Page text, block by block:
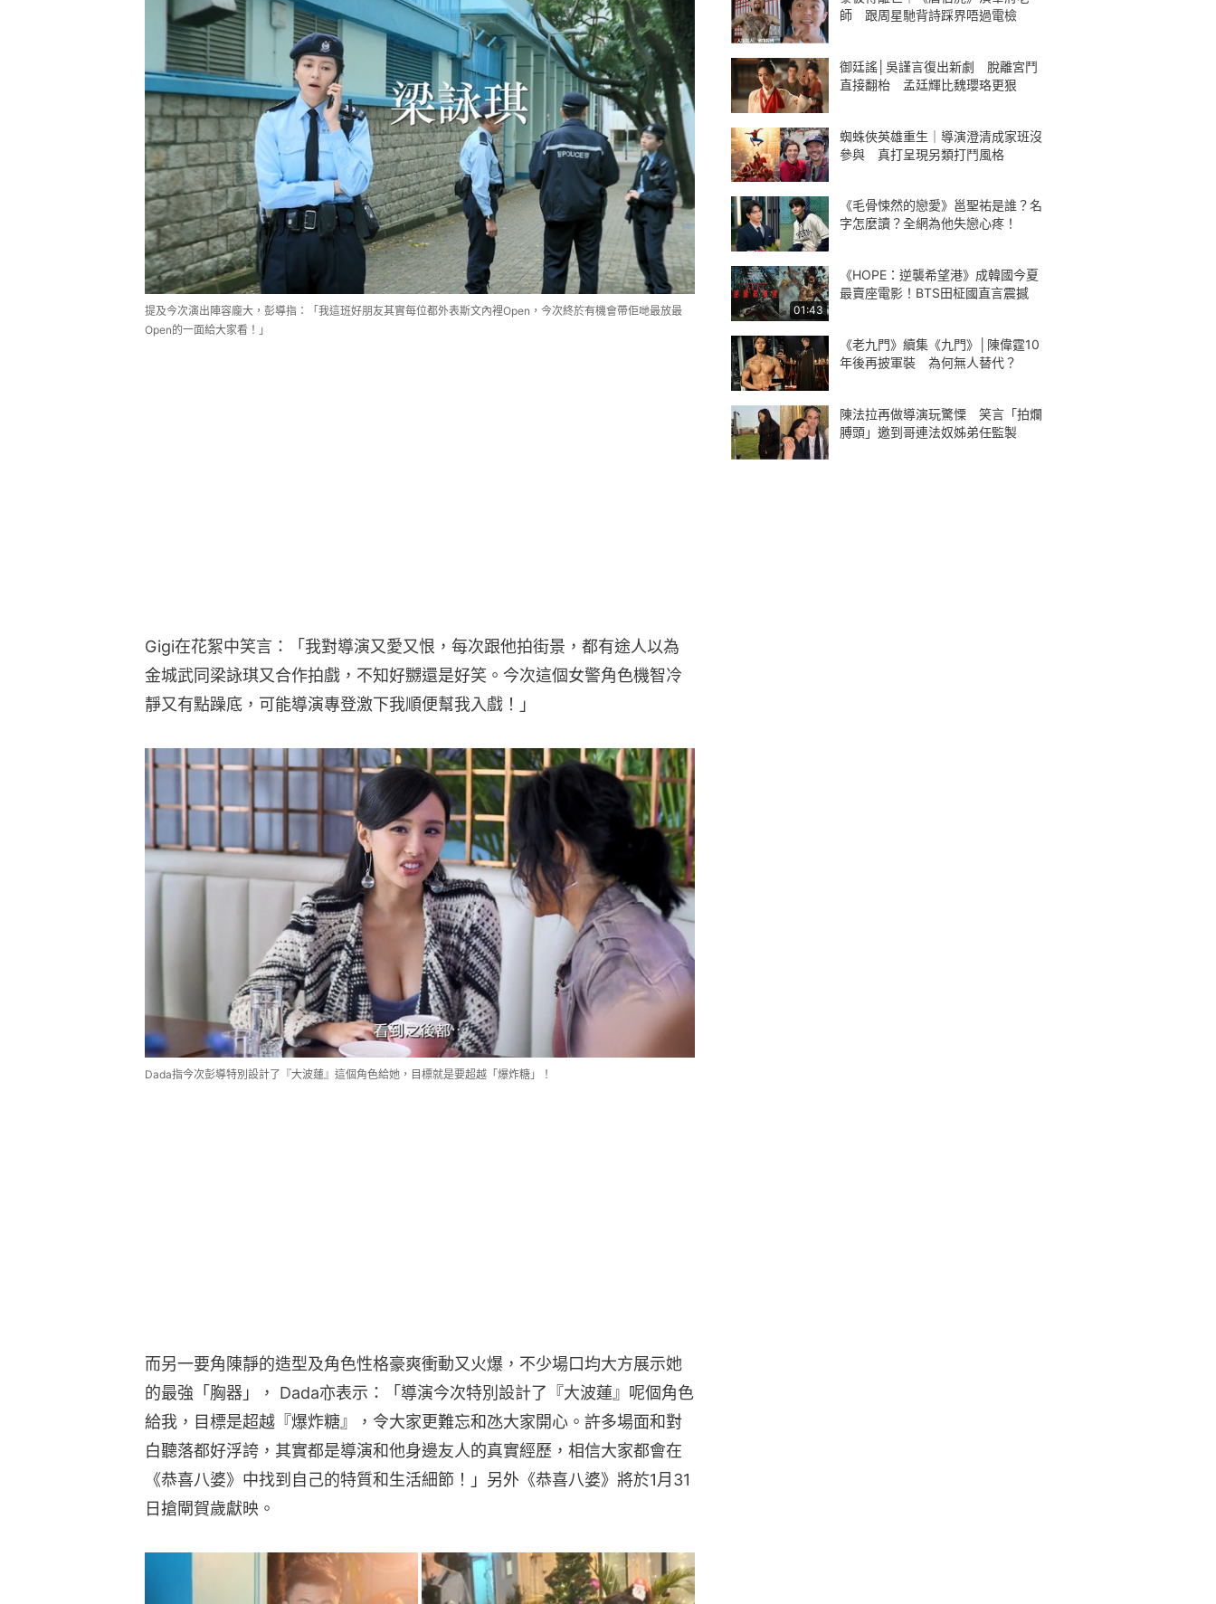
提及今次演出陣容龐大，彭導指：「我這班好朋友其實每位都外表斯文內裡Open，今次終於有機會帶佢哋最放最
Open的一面給大家看！」
Gigi在花絮中笑言：「我對導演又愛又恨，每次跟他拍街景，都有途人以為
金城武同梁詠琪又合作拍戲，不知好嬲還是好笑。今次這個女警角色機智冷
靜又有點躁底，可能導演專登激下我順便幫我入戲！」
Dada指今次彭導特別設計了『大波蓮』這個角色給她，目標就是要超越「爆炸糖」！
而另一要角陳靜的造型及角色性格豪爽衝動又火爆，不少場口均大方展示她
的最強「胸器」， Dada亦表示：「導演今次特別設計了『大波蓮』呢個角色
給我，目標是超越『爆炸糖』，令大家更難忘和氹大家開心。許多場面和對
白聽落都好浮誇，其實都是導演和他身邊友人的真實經歷，相信大家都會在
《恭喜八婆》中找到自己的特質和生活細節！」另外《恭喜八婆》將於1月31
日搶閘賀歲獻映。
師 跟周星馳背詩踩界唔過電檢
御廷謠│吳謹言復出新劇 脫離宮鬥
直接翻枱 孟廷輝比魏瓔珞更狠
蜘蛛俠英雄重生｜導演澄清成家班沒
參與 真打呈現另類打鬥風格
《毛骨悚然的戀愛》邕聖祐是誰？名
字怎麼讀？全網為他失戀心疼！
01:43
《HOPE：逆襲希望港》成韓國今夏
最賣座電影！BTS田柾國直言震撼
《老九門》續集《九門》│陳偉霆10
年後再披軍裝 為何無人替代？
陳法拉再做導演玩驚慄 笑言「拍爛
膊頭」邀到哥連法奴姊弟任監製